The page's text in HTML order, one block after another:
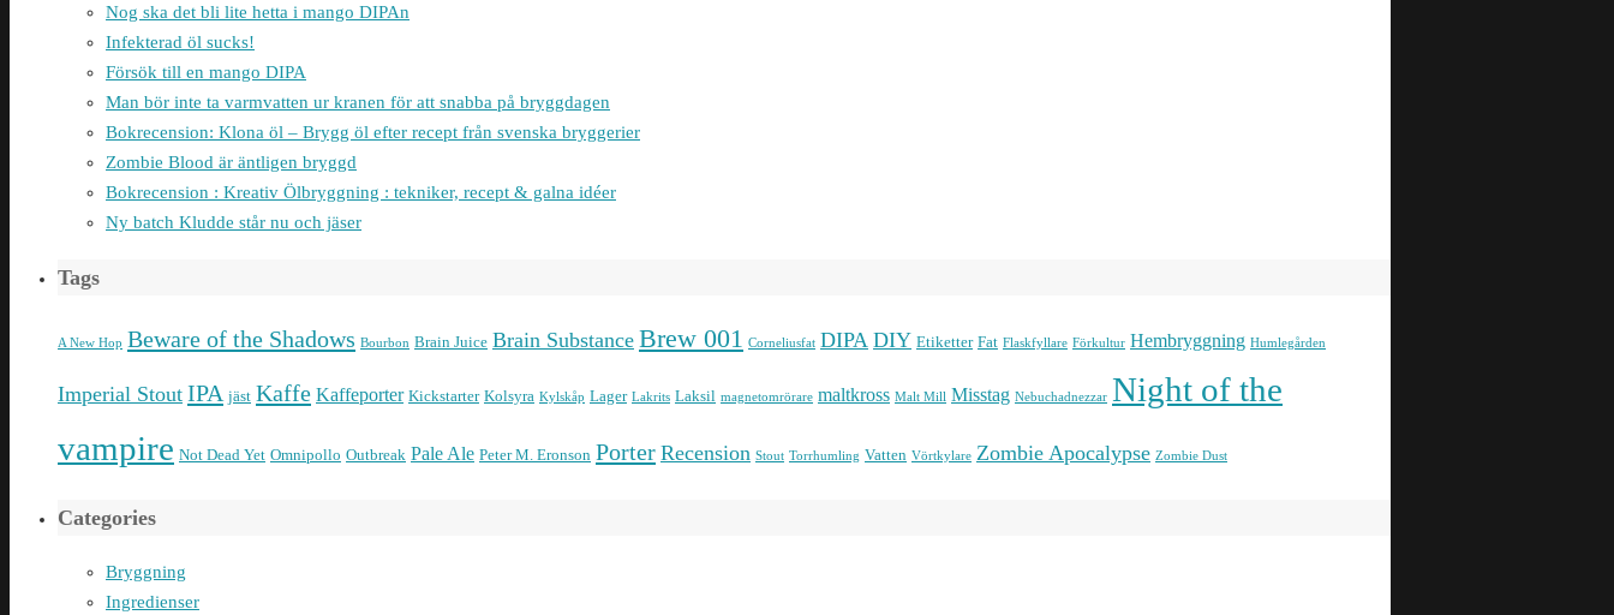
Nog ska det bli lite hetta i mango DIPAn
Infekterad öl sucks!
Försök till en mango DIPA
Man bör inte ta varmvatten ur kranen för att snabba på bryggdagen
Bokrecension: Klona öl – Brygg öl efter recept från svenska bryggerier
Zombie Blood är äntligen bryggd
Bokrecension : Kreativ Ölbryggning : tekniker, recept & galna idéer
Ny batch Kludde står nu och jäser
Tags
A New Hop Beware of the Shadows Bourbon Brain Juice Brain Substance Brew 001 Corneliusfat DIPA DIY Etiketter Fat Flaskfyllare Förkultur Hembryggning Humlegården
Imperial Stout IPA jäst Kaffe Kaffeporter Kickstarter Kolsyra Kylskåp Lager Lakrits Laksil magnetomrörare maltkross Malt Mill Misstag Nebuchadnezzar Night of the
vampire Not Dead Yet Omnipollo Outbreak Pale Ale Peter M. Eronson Porter Recension Stout Torrhumling Vatten Vörtkylare Zombie Apocalypse Zombie Dust
Categories
Bryggning
Ingredienser